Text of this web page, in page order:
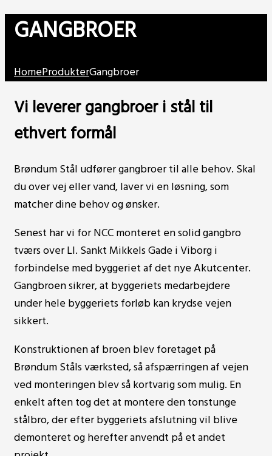
GANGBROER
HomeProdukterGangbroer
Vi leverer gangbroer i stål til
ethvert formål
Brøndum Stål udfører gangbroer til alle behov. Skal
du over vej eller vand, laver vi en løsning, som
matcher dine behov og ønsker.
Senest har vi for NCC monteret en solid gangbro
tværs over Ll. Sankt Mikkels Gade i Viborg i
forbindelse med byggeriet af det nye Akutcenter.
Gangbroen sikrer, at byggeriets medarbejdere
under hele byggeriets forløb kan krydse vejen
sikkert.
Konstruktionen af broen blev foretaget på
Brøndum Ståls værksted, så afspærringen af vejen
ved monteringen blev så kortvarig som mulig. En
enkelt aften tog det at montere den tonstunge
stålbro, der efter byggeriets afslutning vil blive
demonteret og herefter anvendt på et andet